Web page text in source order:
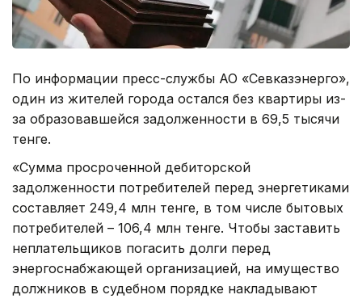
По информации пресс-службы АО «Севказэнерго»,
один из жителей города остался без квартиры из-
за образовавшейся задолженности в 69,5 тысячи
тенге.
«Сумма просроченной дебиторской
задолженности потребителей перед энергетиками
составляет 249,4 млн тенге, в том числе бытовых
потребителей – 106,4 млн тенге. Чтобы заставить
неплательщиков погасить долги перед
энергоснабжающей организацией, на имущество
должников в судебном порядке накладывают